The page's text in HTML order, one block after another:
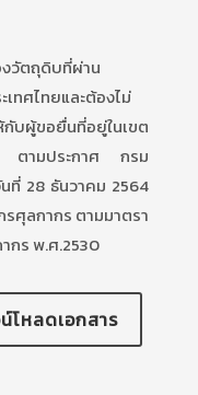
วัตถุดิบที่ผ่าน
ทศไทยและต้องไม่
บผู้ขอยื่นที่อยู่ในเขต
รี ตามประกาศ กรม
ที่ 28 ธันวาคม 2564
รศุลกากร ตามมาตรา
กร พ.ศ.2530
โหลดเอกสาร